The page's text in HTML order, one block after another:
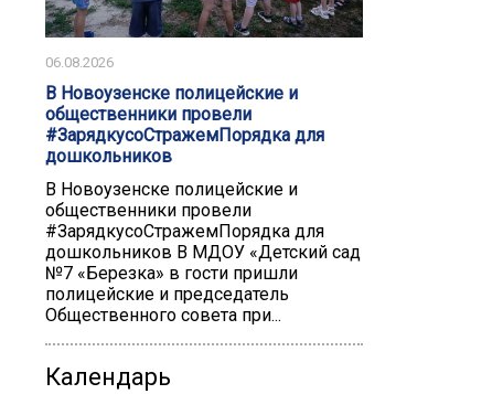
06.08.2026
В Новоузенске полицейские и
общественники провели
#ЗарядкусоСтражемПорядка для
дошкольников
В Новоузенске полицейские и
общественники провели
#ЗарядкусоСтражемПорядка для
дошкольников В МДОУ «Детский сад
№7 «Березка» в гости пришли
полицейские и председатель
Общественного совета при...
Календарь